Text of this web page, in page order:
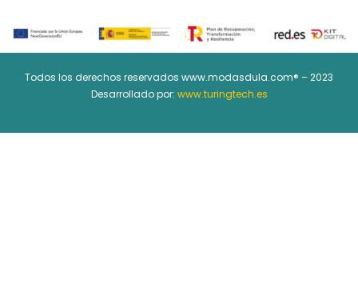
Todos los derechos reservados www.modasdula.com® – 2023
Desarrollado por: www.turingtech.es